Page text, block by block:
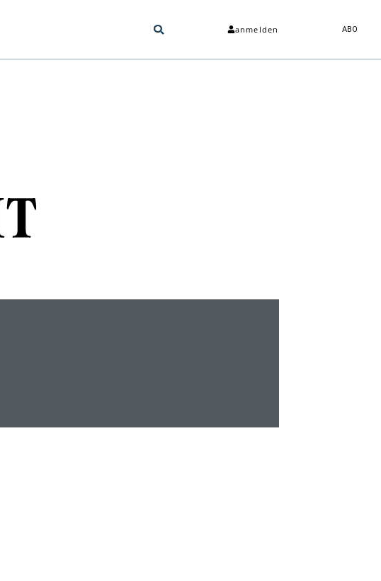
anmelden ABO